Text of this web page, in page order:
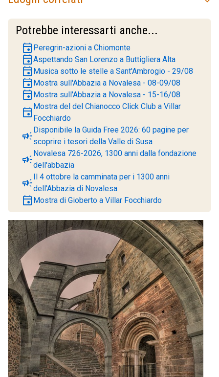
Potrebbe interessarti anche...
event Peregrin-azioni a Chiomonte
eventAspettando San Lorenzo a Buttigliera Alta
event Musica sotto le stelle a Sant'Ambrogio - 29/08
event Mostra sull'Abbazia a Novalesa - 08-09/08
event Mostra sull'Abbazia a Novalesa - 15-16/08
event Mostra del del Chianocco Click Club a Villar
Focchiardo
campaignDisponibile la Guida Free 2026: 60 pagine per
scoprire i tesori della Valle di Susa
campaignNovalesa 726-2026, 1300 anni dalla fondazione
dell'abbazia
campaignIl 4 ottobre la camminata per i 1300 anni
dell'Abbazia di Novalesa
event Mostra di Gioberto a Villar Focchiardo